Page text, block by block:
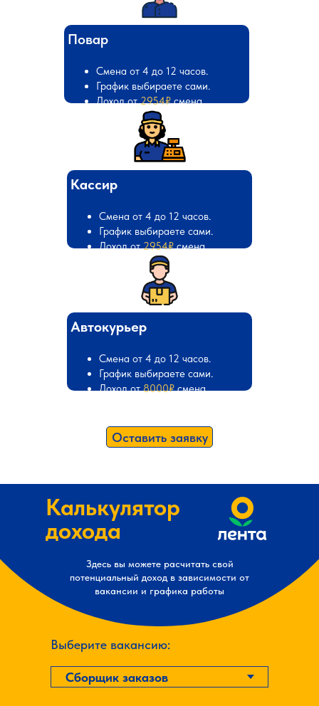
Кассир
Смена от 4 до 12 часов.
График выбираете сами.
Доход от2954₽смена
Повар
Смена от 4 до 12 часов.
График выбираете сами.
Доход от2954₽смена
Оставить заявку
Автокурьер
Смена от 4 до 12 часов.
График выбираете сами.
Доход от8000₽смена
Калькулятор
дохода
Выберите вакансию:
Здесь вы можете расчитать свой
потенциальный доход в зависимости от
вакансии и графика работы